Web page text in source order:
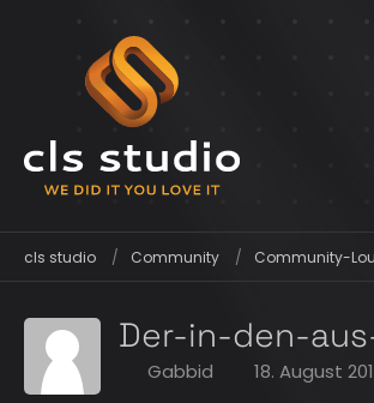
cls studio Community Community-
Der-in-den-
Gabbid 18. August